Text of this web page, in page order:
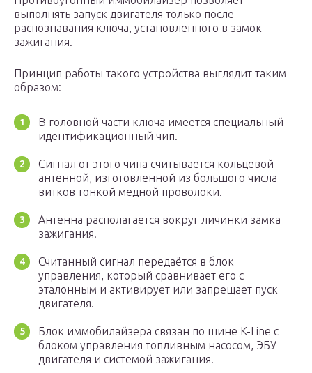
выполнять запуск двигателя только после
распознавания ключа, установленного в замок
зажигания.
Принцип работы такого устройства выглядит таким
образом:
В головной части ключа имеется специальный
идентификационный чип.
Сигнал от этого чипа считывается кольцевой
антенной, изготовленной из большого числа
витков тонкой медной проволоки.
Антенна располагается вокруг личинки замка
зажигания.
Считанный сигнал передаётся в блок
управления, который сравнивает его с
эталонным и активирует или запрещает пуск
двигателя.
Блок иммобилайзера связан по шине K-Line с
блоком управления топливным насосом, ЭБУ
двигателя и системой зажигания.